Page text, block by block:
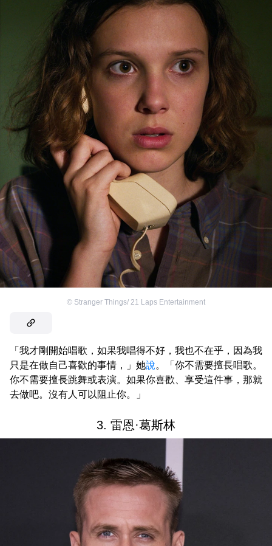
© Stranger Things/ 21 Laps Entertainment
「我才剛開始唱歌，如果我唱得不好，我也不在乎，因為我
只是在做自己喜歡的事情，」她說。「你不需要擅長唱歌。
你不需要擅長跳舞或表演。如果你喜歡、享受這件事，那就
去做吧。沒有人可以阻止你。」
3. 雷恩·葛斯林